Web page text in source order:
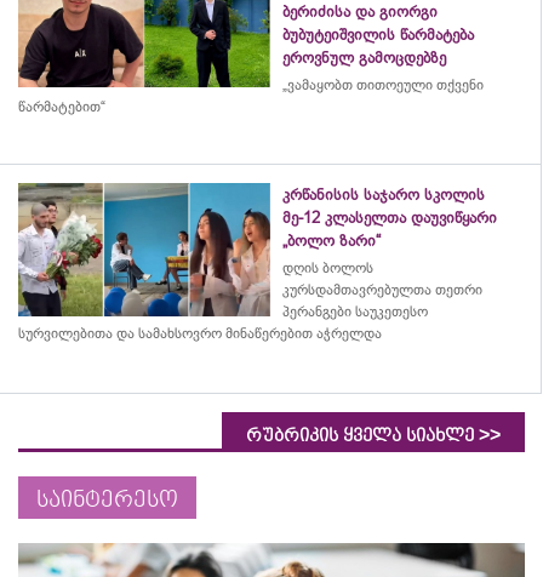
ბერიძისა და გიორგი
ბუბუტეიშვილის წარმატება
ეროვნულ გამოცდებზე
„ვამაყობთ თითოეული თქვენი
წარმატებით“
კრწანისის საჯარო სკოლის
მე-12 კლასელთა დაუვიწყარი
„ბოლო ზარი“
დღის ბოლოს
კურსდამთავრებულთა თეთრი
პერანგები საუკეთესო
სურვილებითა და სამახსოვრო მინაწერებით აჭრელდა
რუბრიკის ყველა სიახლე >>
საინტერესო